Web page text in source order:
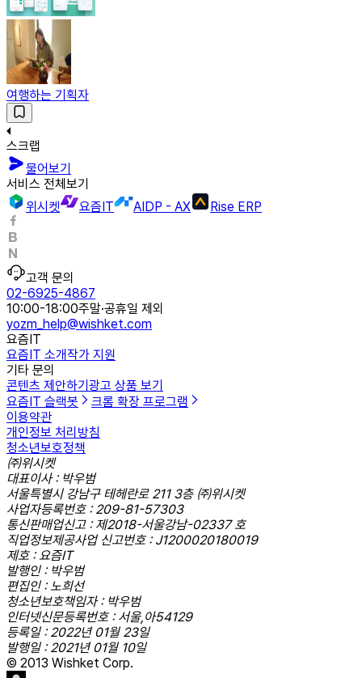
여행하는 기획자
스크랩
물어보기
서비스 전체보기
위시켓
요즘IT AIDP - AX Rise ERP
고객 문의
02-6925-4867
10:00-18:00주말·공휴일 제외
yozm_help@wishket.com
요즘IT
요즘IT 소개작가 지원
기타 문의
콘텐츠 제안하기 광고 상품 보기
요즘IT 슬랙봇
크롬 확장 프로그램
이용약관
개인정보 처리방침
청소년보호정책
㈜위시켓
대표이사 : 박우범
서울특별시 강남구 테헤란로 211 3층 ㈜위시켓
사업자등록번호 : 209-81-57303
통신판매업신고 : 제2018-서울강남-02337 호
직업정보제공사업 신고번호 : J1200020180019
제호 : 요즘IT
발행인 : 박우범
편집인 : 노희선
청소년보호책임자 : 박우범
인터넷신문등록번호 : 서울,아54129
등록일 : 2022년 01월 23일
발행일 : 2021년 01월 10일
© 2013 Wishket Corp.